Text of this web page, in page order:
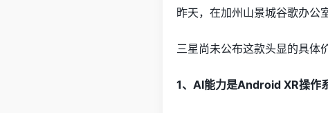
昨天，在加州山景城谷歌办公
三星尚未公布这款头显的具体
1、AI能力是Android XR操作